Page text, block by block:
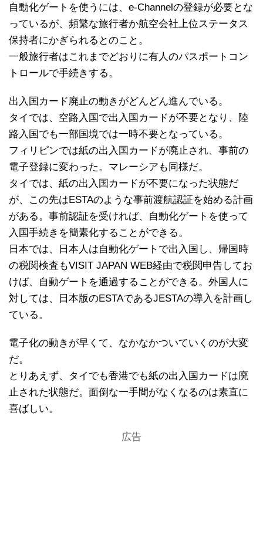
自動化ゲートを使うには、e-Channelの登録が必要とな
っているが、頻繁な旅行者か航空会社上位ステータス
保持者にかぎられるとのこと。
一般旅行者はこれまでどおりに有人のパスポートコン
トロールで手続きする。
出入国カード廃止の動きがどんどん進んでいる。
タイでは、空路入国で出入国カードが不要となり、陸
路入国でも一部国境では一時不要となっている。
フィリピンでは紙の出入国カードが廃止され、事前の
電子登録に変わった。マレーシアも同様だ。
タイでは、紙の出入国カードが不要になった状態だ
が、この先はESTAのような事前渡航認証を始める計画
がある。事前認証を受ければ、自動化ゲートを使って
入国手続きを簡素化することができる。
日本では、日本人は自動化ゲートで出入国し、帰国時
の税関検査もVISIT JAPAN WEB経由で税関申告してお
けば、自動ゲートを通過することができる。外国人に
対しては、日本版のESTAであるJESTAの導入を計画し
ている。
電子化の動きが早くて、なかなかついていくのが大変
だ。
とりあえず、タイでも香港でも紙の出入国カードは廃
止された状態だ。面倒な一手間がなくなるのは素直に
喜ばしい。
広告